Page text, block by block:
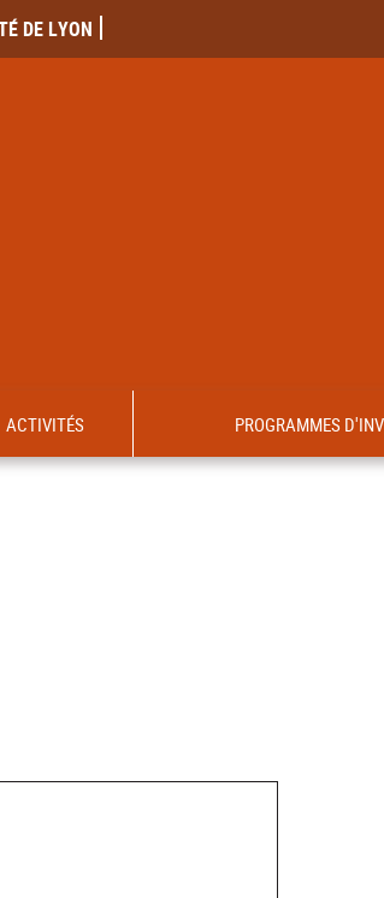
DE LYON
ACTIVITÉS PROGRAMMES